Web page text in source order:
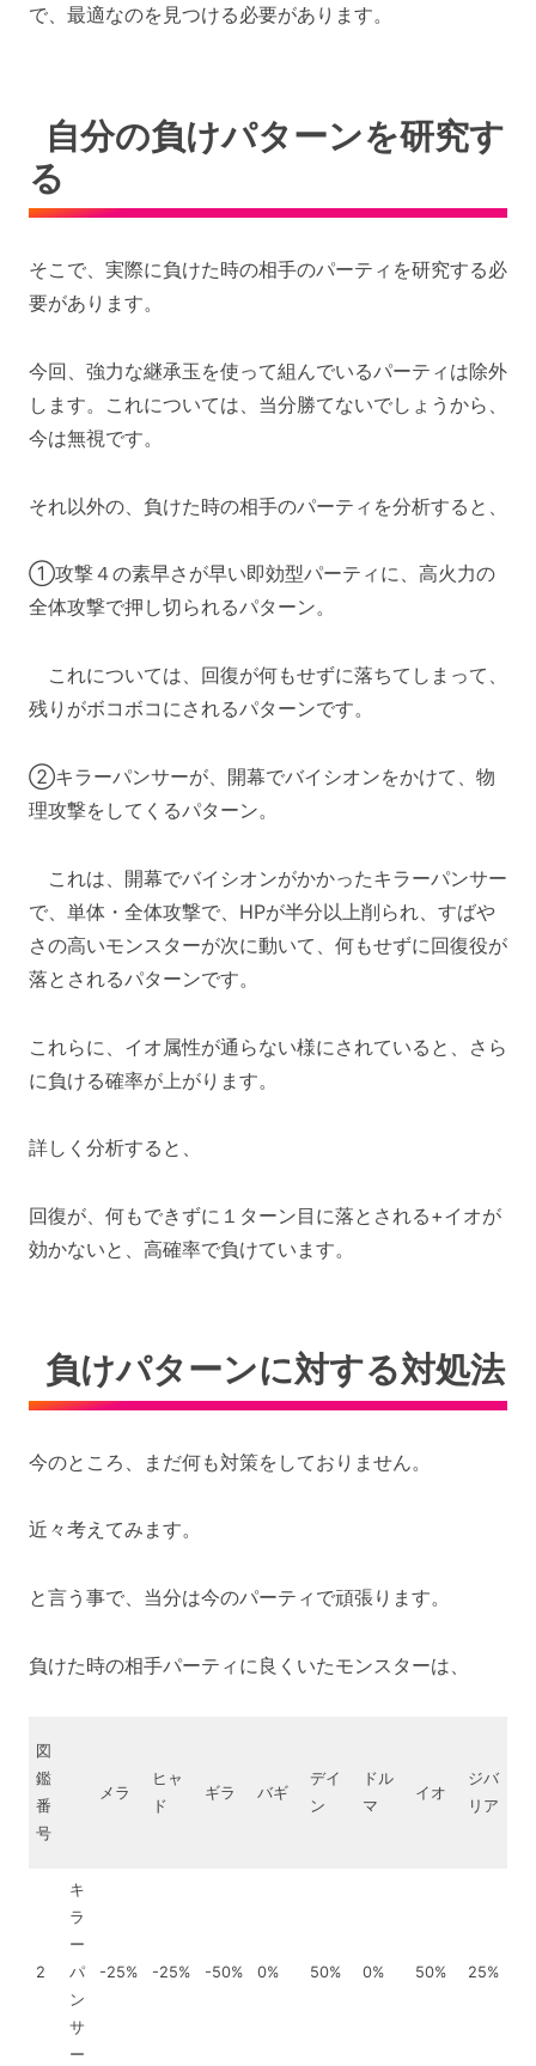
で、最適なのを見つける必要があります。
自分の負けパターンを研究す
る
そこで、実際に負けた時の相手のパーティを研究する必
要があります。
今回、強力な継承玉を使って組んでいるパーティは除外
します。これについては、当分勝てないでしょうから、
今は無視です。
それ以外の、負けた時の相手のパーティを分析すると、
①攻撃４の素早さが早い即効型パーティに、高火力の
全体攻撃で押し切られるパターン。
これについては、回復が何もせずに落ちてしまって、
残りがボコボコにされるパターンです。
②キラーパンサーが、開幕でバイシオンをかけて、物
理攻撃をしてくるパターン。
これは、開幕でバイシオンがかかったキラーパンサー
で、単体・全体攻撃で、HPが半分以上削られ、すばや
さの高いモンスターが次に動いて、何もせずに回復役が
落とされるパターンです。
これらに、イオ属性が通らない様にされていると、さら
に負ける確率が上がります。
詳しく分析すると、
回復が、何もできずに１ターン目に落とされる+イオが
効かないと、高確率で負けています。
負けパターンに対する対処法
今のところ、まだ何も対策をしておりません。
近々考えてみます。
と言う事で、当分は今のパーティで頑張ります。
負けた時の相手パーティに良くいたモンスターは、
図
鑑
番
号
メラ
ヒャ
ド
ギラ バギ
デイ
ン
ドル
マ
イオ
ジバ
リア
2
キ
ラ
ー
パ
ン
サ
ー
-25% -25% -50% 0% 50% 0% 50% 25%